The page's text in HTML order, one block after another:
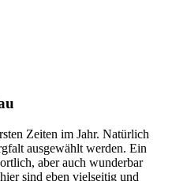
Zeiten im Jahr. Natürlich
ausgewählt werden. Ein
aber auch wunderbar
sind eben vielseitig und